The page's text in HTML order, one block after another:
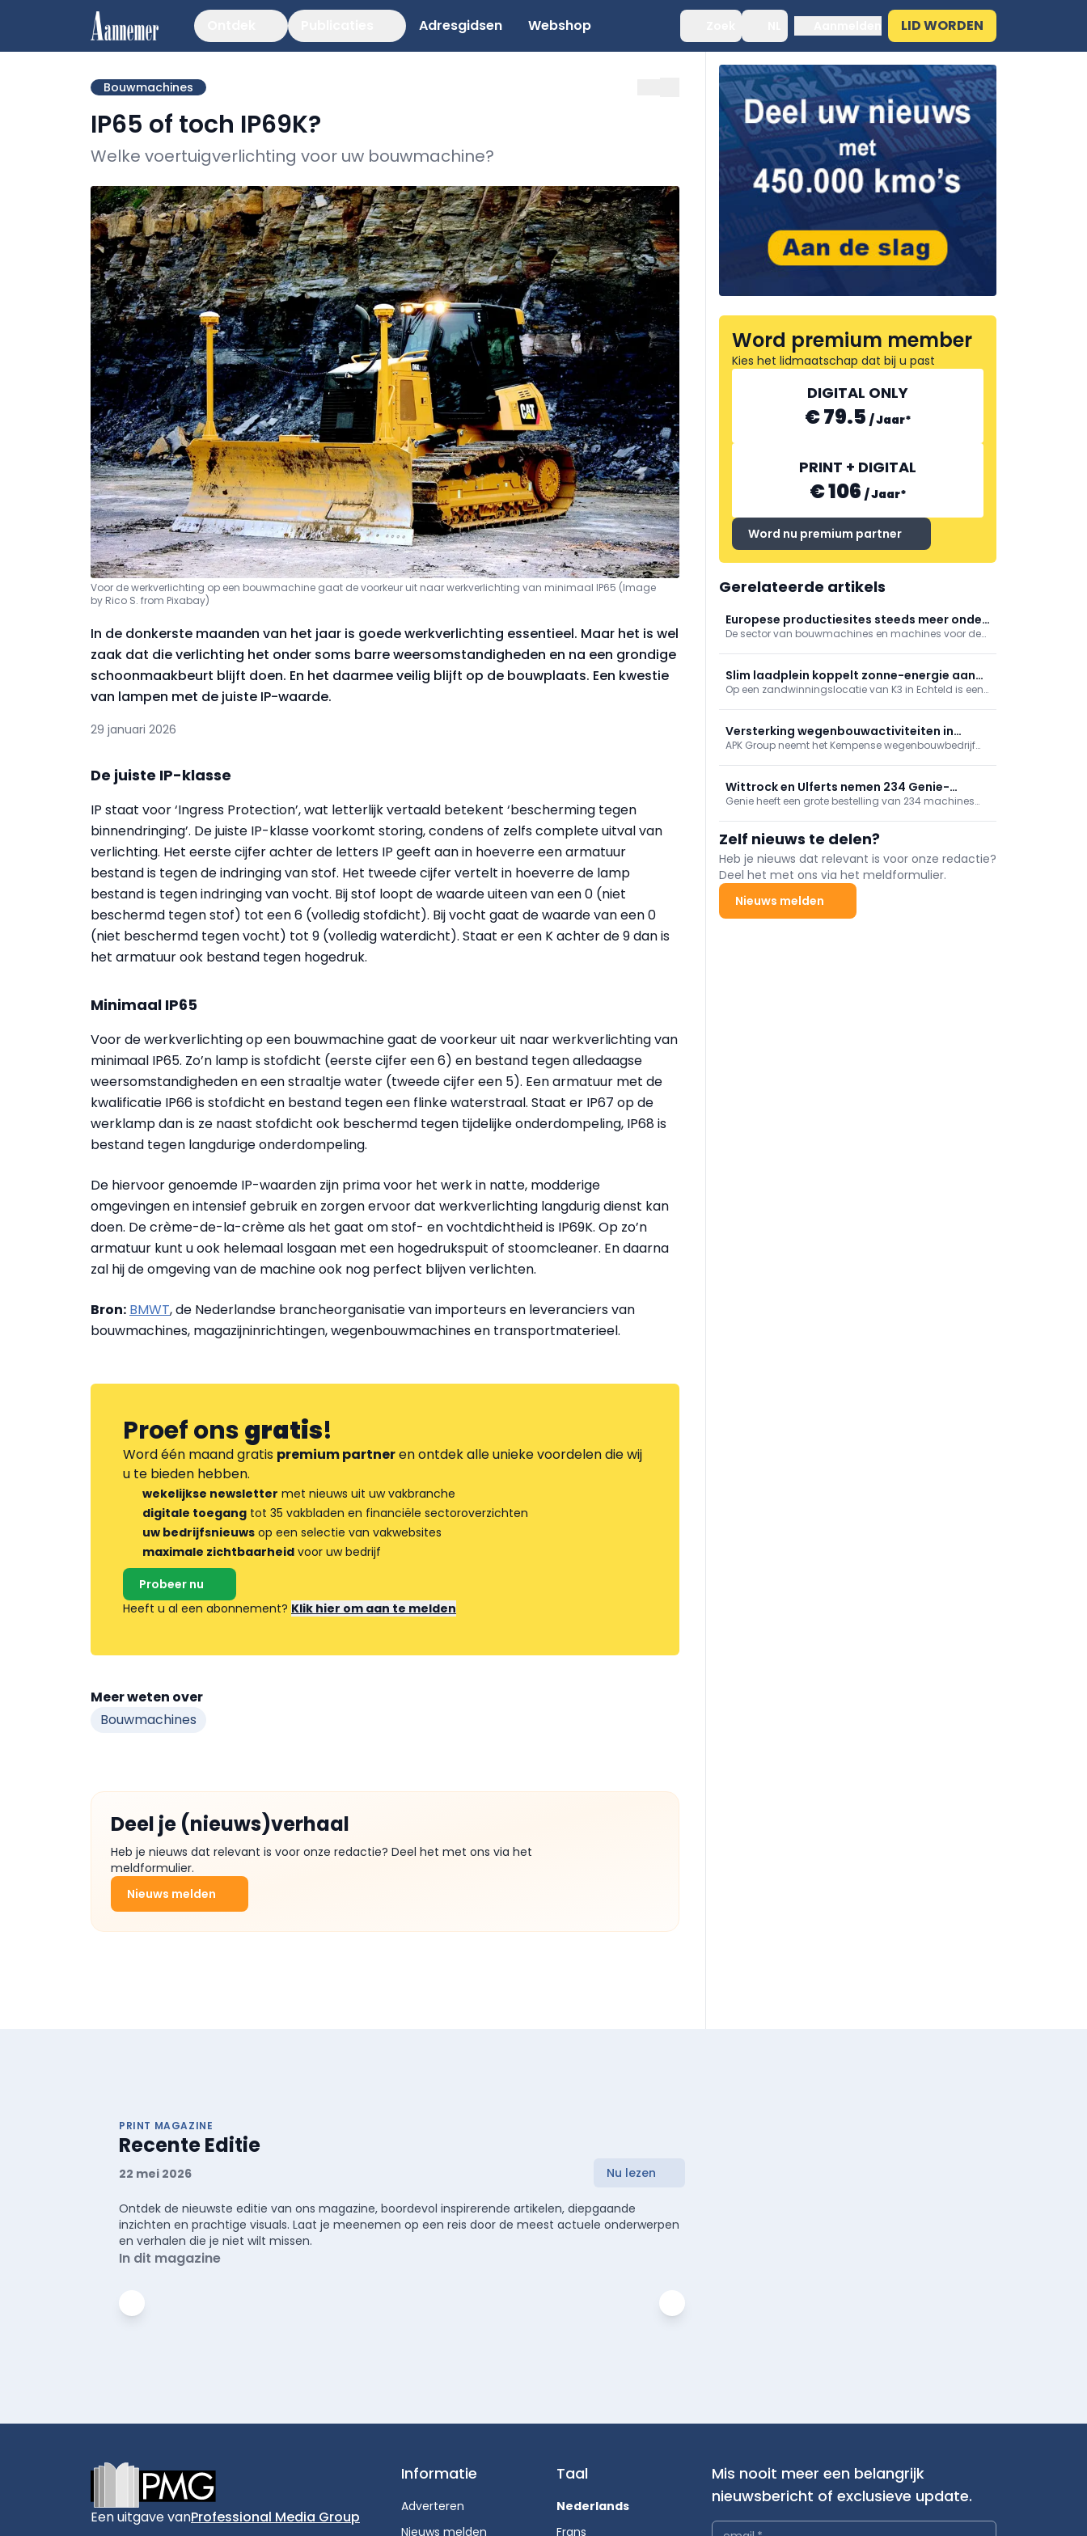
Adresgidsen Webshop LID WORDEN
Bouwmachines
IP65 of toch IP69K?
Welke voertuigverlichting voor uw bouwmachine?
Voor de werkverlichting op een bouwmachine gaat de voorkeur uit naar werkverlichting van minimaal IP65 (Image
by Rico S. from Pixabay)
In de donkerste maanden van het jaar is goede werkverlichting essentieel. Maar het is wel
zaak dat die verlichting het onder soms barre weersomstandigheden en na een grondige
schoonmaakbeurt blijft doen. En het daarmee veilig blijft op de bouwplaats. Een kwestie
van lampen met de juiste IP-waarde.
29 januari 2026
De juiste IP-klasse
IP staat voor ‘Ingress Protection’, wat letterlijk vertaald betekent ‘bescherming tegen
binnendringing’. De juiste IP-klasse voorkomt storing, condens of zelfs complete uitval van
verlichting. Het eerste cijfer achter de letters IP geeft aan in hoeverre een armatuur
bestand is tegen de indringing van stof. Het tweede cijfer vertelt in hoeverre de lamp
bestand is tegen indringing van vocht. Bij stof loopt de waarde uiteen van een 0 (niet
beschermd tegen stof) tot een 6 (volledig stofdicht). Bij vocht gaat de waarde van een 0
(niet beschermd tegen vocht) tot 9 (volledig waterdicht). Staat er een K achter de 9 dan is
het armatuur ook bestand tegen hogedruk.
Minimaal IP65
Voor de werkverlichting op een bouwmachine gaat de voorkeur uit naar werkverlichting van
minimaal IP65. Zo’n lamp is stofdicht (eerste cijfer een 6) en bestand tegen alledaagse
weersomstandigheden en een straaltje water (tweede cijfer een 5). Een armatuur met de
kwalificatie IP66 is stofdicht en bestand tegen een flinke waterstraal. Staat er IP67 op de
werklamp dan is ze naast stofdicht ook beschermd tegen tijdelijke onderdompeling, IP68 is
bestand tegen langdurige onderdompeling.
De hiervoor genoemde IP-waarden zijn prima voor het werk in natte, modderige
omgevingen en intensief gebruik en zorgen ervoor dat werkverlichting langdurig dienst kan
doen. De crème-de-la-crème als het gaat om stof- en vochtdichtheid is IP69K. Op zo’n
armatuur kunt u ook helemaal losgaan met een hogedrukspuit of stoomcleaner. En daarna
zal hij de omgeving van de machine ook nog perfect blijven verlichten.
Bron: BMWT, de Nederlandse brancheorganisatie van importeurs en leveranciers van
bouwmachines, magazijninrichtingen, wegenbouwmachines en transportmaterieel.
Proef onsgratis!
Word één maand gratis premium partneren ontdek alle unieke voordelen die wij
u te bieden hebben.
wekelijkse newsletter met nieuws uit uw vakbranche
digitale toegang tot 35 vakbladen en financiële sectoroverzichten
uw bedrijfsnieuws op een selectie van vakwebsites
maximale zichtbaarheid voor uw bedrijf
Probeer nu
Heeft u al een abonnement? Klik hier om aan te melden
Meer weten over
Bouwmachines
Deel je (nieuws)verhaal
Heb je nieuws dat relevant is voor onze redactie? Deel het met ons via het
meldformulier.
Nieuws melden
Word premium member
Kies het lidmaatschap dat bij u past
DIGITAL ONLY
€ 79.5 /Jaar*
PRINT + DIGITAL
€ 106 /Jaar*
Word nu premium partner
Gerelateerde artikels
Europese productiesites steeds meer onder
druk
De sector van bouwmachines en machines voor de
langer conjuncturele schommelingen, maar
structurele problemen wegen op de vooruitzichten.
Slim laadplein koppelt zonne-energie aan
emissieloos bouwen
Op een zandwinningslocatie van K3 in Echteld is een
elektrisch bouwmaterieel.
Versterking wegenbouwactiviteiten in
Antwerpen
APK Group neemt het Kempense wegenbouwbedrijf
wegenbouwactiviteiten van APK Group met ongeveer
15%.
Wittrock en Ulferts nemen 234 Genie-
machines in gebruik, incl. superboom
Genie heeft een grote bestelling van 234 machines
TraX-rupshoogwerkers en een ZX‑135/70 “super
boom”. Met deze levering rondt Genie een
grootschalig investeringsproject bij de betrokken
bedrijven af.
Zelf nieuws te delen?
Heb je nieuws dat relevant is voor onze redactie?
Deel het met ons via het meldformulier.
Nieuws melden
PRINT MAGAZINE
Recente Editie
22 mei 2026 Nu lezen
Ontdek de nieuwste editie van ons magazine, boordevol inspirerende artikelen, diepgaande
inzichten en prachtige visuals. Laat je meenemen op een reis door de meest actuele onderwerpen
en verhalen die je niet wilt missen.
In dit magazine
Een uitgave vanProfessional Media Group
Informatie
Adverteren
Nieuws melden
Taal
Nederlands
Frans
Mis nooit meer een belangrijk
nieuwsbericht of exclusieve update.